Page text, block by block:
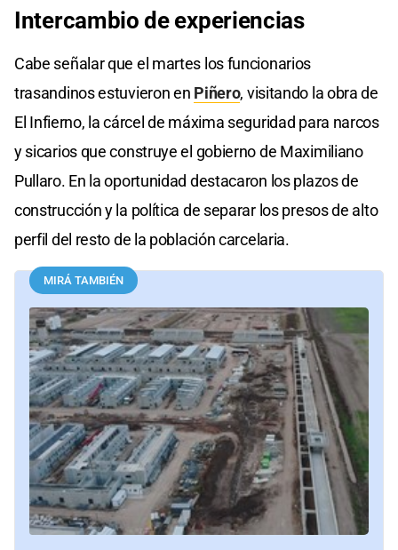
Intercambio de experiencias
Cabe señalar que el martes los funcionarios
trasandinos estuvieron en Piñero, visitando la obra de
El Infierno, la cárcel de máxima seguridad para narcos
y sicarios que construye el gobierno de Maximiliano
Pullaro. En la oportunidad destacaron los plazos de
construcción y la política de separar los presos de alto
perfil del resto de la población carcelaria.
MIRÁ TAMBIÉN